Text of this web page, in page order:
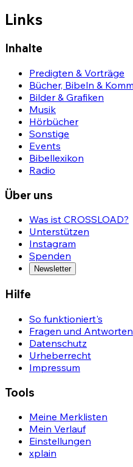
Links
Inhalte
Predigten & Vorträge
Bücher, Bibeln &
Bilder & Grafiken
Musik
Hörbücher
Sonstige
Events
Bibellexikon
Radio
Über uns
Was ist CROSSLOAD?
Unterstützen
Instagram
Spenden
Newsletter
Hilfe
So funktioniert's
Fragen und Antworten
Datenschutz
Urheberrecht
Impressum
Tools
Meine Merklisten
Mein Verlauf
Einstellungen
xplain